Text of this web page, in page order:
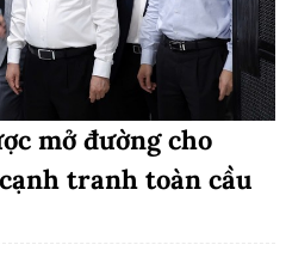
mở đường cho
tranh toàn cầu